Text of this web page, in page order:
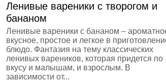
Ленивые вареники с творогом и
бананом
Ленивые вареники с бананом –
вкусное, простое и легкое в
блюдо. Фантазия на тему классических
ленивых вареников, которая придется по
вкусу и малышам, и взрослым. В
зависимости от...